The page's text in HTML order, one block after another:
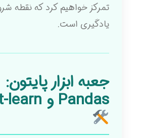
تمرکز خواهیم کرد که نقطه
یادگیری است.
جعبه ابزار پایتون:
Pandas و Scikit-learn